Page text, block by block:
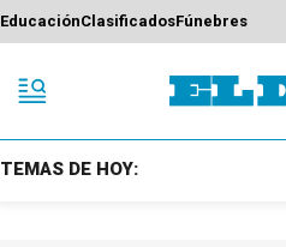
EducaciónClasificadosFúnebres
TEMAS DE HOY: